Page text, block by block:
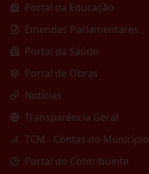
Portal da Educação
Emendas Parlamentares
Portal da Saúde
Portal de Obras
Notícias
Transparência Geral
TCM - Contas do Município
Portal do Contribuinte